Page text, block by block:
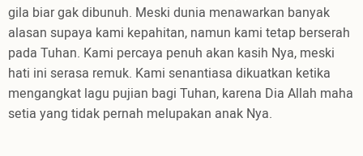
gila biar gak dibunuh. Meski dunia menawarkan banyak
alasan supaya kami kepahitan, namun kami tetap berserah
pada Tuhan. Kami percaya penuh akan kasih Nya, meski
hati ini serasa remuk. Kami senantiasa dikuatkan ketika
mengangkat lagu pujian bagi Tuhan, karena Dia Allah maha
setia yang tidak pernah melupakan anak Nya.